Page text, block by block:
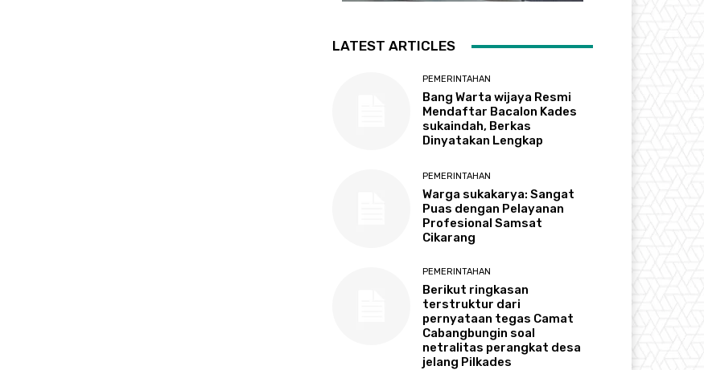
LATEST ARTICLES
PEMERINTAHAN
Bang Warta wijaya Resmi
Mendaftar Bacalon Kades
sukaindah, Berkas
Dinyatakan Lengkap
PEMERINTAHAN
Warga sukakarya: Sangat
Puas dengan Pelayanan
Profesional Samsat
Cikarang
PEMERINTAHAN
Berikut ringkasan
terstruktur dari
pernyataan tegas Camat
Cabangbungin soal
netralitas perangkat desa
jelang Pilkades